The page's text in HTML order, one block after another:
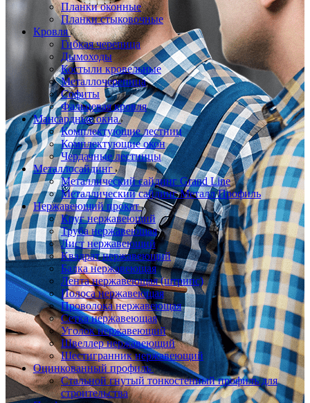
Планки оконные
Планки стыковочные
Кровля
Гибкая черепица
Дымоходы
Костыли кровельные
Металлочерепица
Софиты
Фальцевая кровля
Мансардные окна
Комплектующие лестниц
Комплектующие окон
Чердачные лестницы
Металлосайдинг
Металлический сайдинг Grand Line
Металлический сайдинг Металл Профиль
Нержавеющий прокат
Круг нержавеющий
Труба нержавеющая
Лист нержавеющий
Квадрат нержавеющий
Балка нержавеющая
Лента нержавеющая (штрипс)
Полоса нержавеющая
Проволока нержавеющая
Сетка нержавеющая
Уголок нержавеющий
Швеллер нержавеющий
Шестигранник нержавеющий
Оцинкованный профиль
Стальной гнутый тонкостенный профиль для
строительства